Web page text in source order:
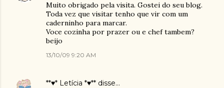
Muito obrigado pela visita. Gostei do seu blog.
Toda vez que visitar tenho que vir com um
caderninho para marcar.
Voce cozinha por prazer ou e chef tambem?
beijo
13/10/09 9:20 AM
**♥* Letícia *♥** disse…